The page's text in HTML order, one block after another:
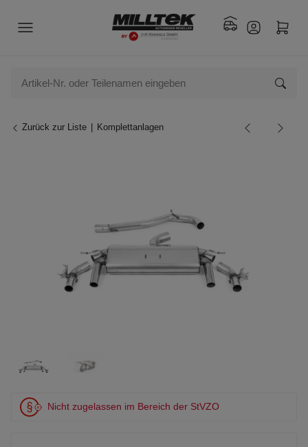
Zurück zur Liste Komplettanlagen
Nicht zugelassen im Bereich der StVZO